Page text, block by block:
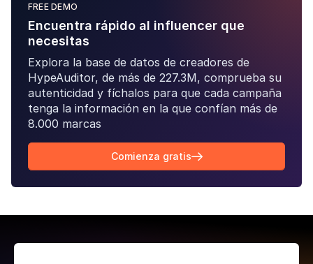
FREE DEMO
Encuentra rápido al influencer que
necesitas
Explora la base de datos de creadores de
HypeAuditor, de más de 227.3M, comprueba su
autenticidad y fíchalos para que cada campaña
tenga la información en la que confían más de
8.000 marcas

Comienza gratis